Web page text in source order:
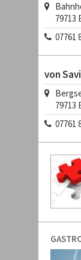
79713
07761
von
79713
07761